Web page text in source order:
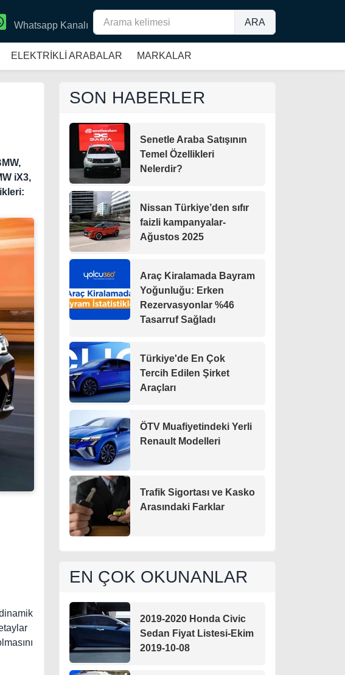
ARA
Whatsapp Kanalı
ELEKTRİKLİ ARABALAR MARKALAR
iX3,
SON HABERLER
Senetle Araba Satışının
Temel Özellikleri
Nelerdir?
Nissan Türkiye’den sıfır
faizli kampanyalar-
Ağustos 2025
Araç Kiralamada Bayram
Yoğunluğu: Erken
Rezervasyonlar %46
Tasarruf Sağladı
Türkiye'de En Çok
Tercih Edilen Şirket
Araçları
ÖTV Muafiyetindeki Yerli
Renault Modelleri
Trafik Sigortası ve Kasko
Arasındaki Farklar
EN ÇOK OKUNANLAR
2019-2020 Honda Civic
Sedan Fiyat Listesi-Ekim
2019-10-08